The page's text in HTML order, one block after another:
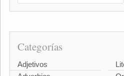
Categorías
Adjetivos